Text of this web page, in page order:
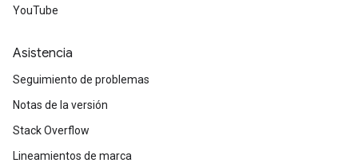
YouTube
Asistencia
Seguimiento de problemas
Notas de la versión
Stack Overflow
Lineamientos de marca